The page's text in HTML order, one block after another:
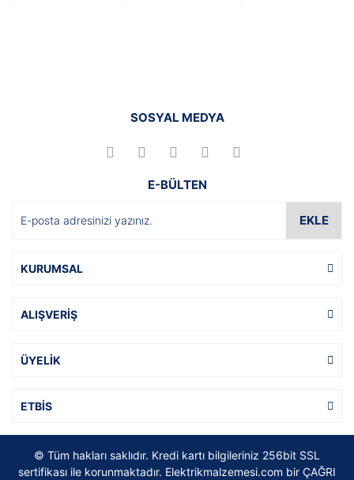
SOSYAL MEDYA
E-BÜLTEN
EKLE
KURUMSAL
ALIŞVERİŞ
ÜYELİK
ETBİS
© Tüm hakları saklıdır. Kredi kartı bilgileriniz 256bit SSL
sertifikası ile korunmaktadır. Elektrikmalzemesi.com bir ÇAĞRI